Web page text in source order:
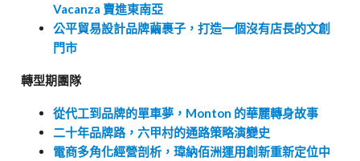
Vacanza 賣進東南亞
公平貿易設計品牌繭裹子，打造一個沒有店長的文創
門市
轉型期團隊
從代工到品牌的單車夢，Monton 的華麗轉身故事
二十年品牌路，六甲村的通路策略演變史
電商多角化經營剖析，瑋納佰洲運用創新重新定位中